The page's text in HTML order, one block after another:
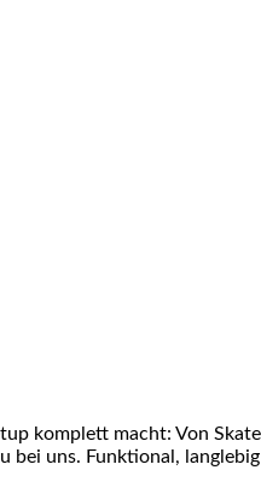
komplett macht: Von
uns. Funktional,